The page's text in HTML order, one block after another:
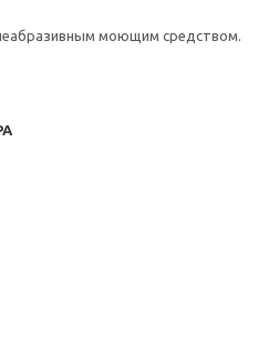
моющим средством.